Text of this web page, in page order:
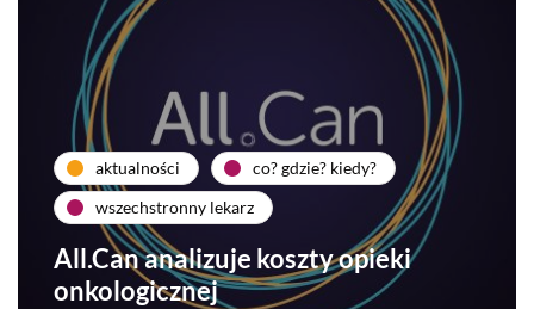
aktualności
co? gdzie? kiedy?
wszechstronny lekarz
All.Can analizuje koszty opieki
onkologicznej